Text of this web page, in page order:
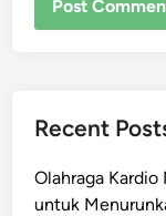
Recent
Olahraga
untuk